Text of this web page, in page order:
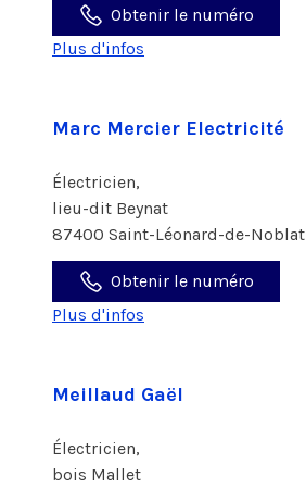
Obtenir le numéro
Plus d'infos
Marc Mercier Electricité
Électricien,
lieu-dit Beynat
87400 Saint-Léonard-de-Noblat
Obtenir le numéro
Plus d'infos
Meillaud Gaël
Électricien,
bois Mallet